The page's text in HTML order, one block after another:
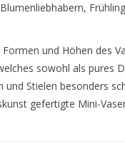
und Höhen des
sowohl als pures
und Stielen besonders
gefertigte Mini-